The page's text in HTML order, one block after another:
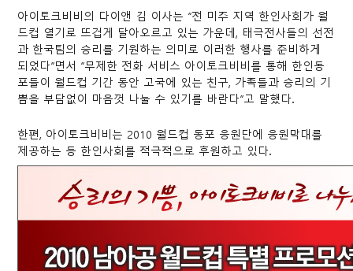
아이토크비비의 다이앤 김 이사는 “전 미주 지역 한인사회가 월
드컵 열기로 뜨겁게 달아오르고 있는 가운데, 태극전사들의 선전
과 한국팀의 승리를 기원하는 의미로 이러한 행사를 준비하게
되었다”면서 “무제한 전화 서비스 아이토크비비를 통해 한인동
포들이 월드컵 기간 동안 고국에 있는 친구, 가족들과 승리의 기
쁨을 부담없이 마음껏 나눌 수 있기를 바란다”고 말했다.
한편, 아이토크비비는 2010 월드컵 동포 응원단에 응원막대를
제공하는 등 한인사회를 적극적으로 후원하고 있다.